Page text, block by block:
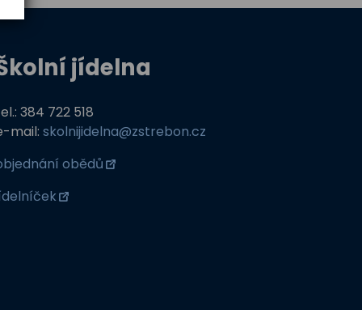
jídelna
384 722 518
mail:skolnijidelna@zstrebon.cz
obědů